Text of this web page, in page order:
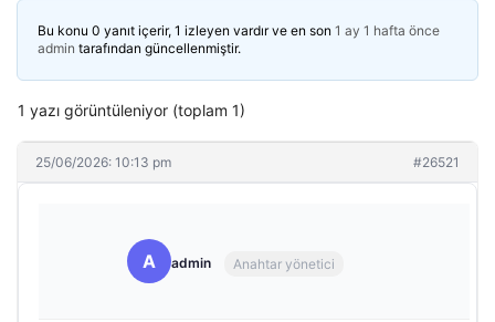
Bu konu 0 yanıt içerir, 1 izleyen vardır ve en son 1 ay 1 hafta önce
admin tarafından güncellenmiştir.
1 yazı görüntüleniyor (toplam 1)
25/06/2026: 10:13 pm #26521
A admin Anahtar yönetici